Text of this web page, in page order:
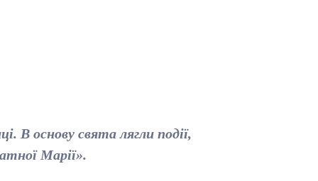
В основу свята лягли події,
Марії».